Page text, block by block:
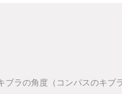
ラの角度（コンパスのキブ